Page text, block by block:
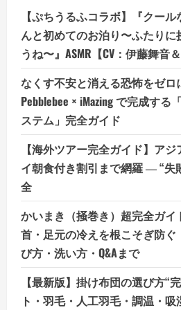
【ぷちうるふコラボ】『クー
んと初めてのお泊り〜ふたり
うね〜』ASMR【CV：伊藤舞音
なくす不安と消える恐怖をゼロ
Pebblebee × iMazing で完成す
ステム」完全ガイド
【海外ツアー完全ガイド】ア
イ朝食付き割引まで網羅 ― “失
全
かいまき（掻巻き）超完全ガイ
首・足元の冷えを根こそぎ防
び方・洗い方・Q&Aまで
【最新版】掛け布団の選び方“
ト・羽毛・人工羽毛・調温・